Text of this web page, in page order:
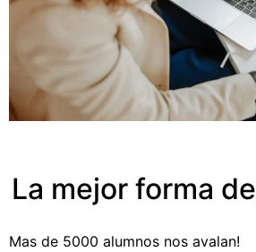
La mejor forma de
Mas de 5000 alumnos nos avalan!